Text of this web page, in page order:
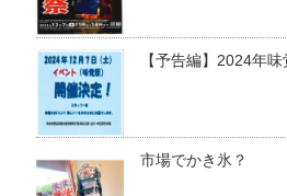
【予告編】2024年
市場でかき氷？